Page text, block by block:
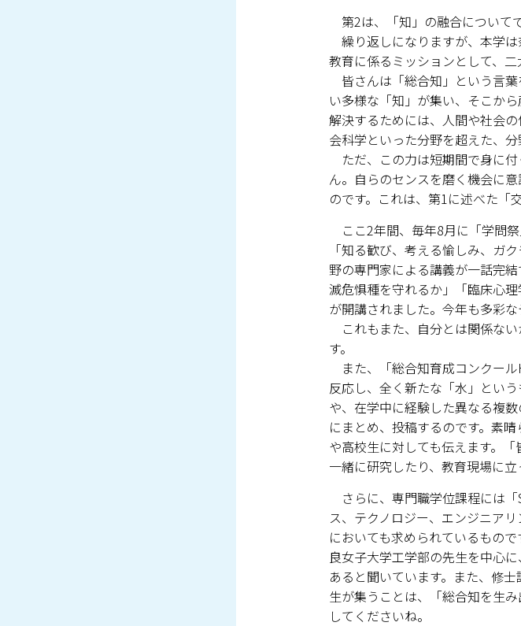
第2は、「知」の融合についてで
繰り返しになりますが、本学
教育に係るミッションとして、
皆さんは「総合知」という言
い多様な「知」が集い、そこか
解決するためには、人間や社会
会科学といった分野を超えた、
ただ、この力は短期間で身に
ん。自らのセンスを磨く機会に
のです。これは、第1に述べた「
ここ2年間、毎年8月に「学問祭
「知る歓び、考える愉しみ、ガ
野の専門家による講義が一話完
滅危惧種を守れるか」「臨床心
が開講されました。今年も多彩な
これもまた、自分とは関係な
す。
また、「総合知育成コンクー
反応し、全く新たな「水」とい
や、在学中に経験した異なる複
にまとめ、投稿するのです。素
や高校生に対しても伝えます。
一緒に研究したり、教育現場に
さらに、専門職学位課程には「
ス、テクノロジー、エンジニア
においても求められているもの
良女子大学工学部の先生を中心
あると聞いています。また、修
生が集うことは、「総合知を生
してくださいね。